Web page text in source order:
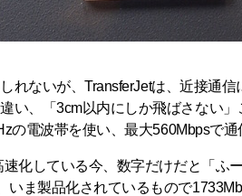
れないが、TransferJetは、近接通
い、「3cm以内にしか飛ばさない
の電波帯を使い、最大560Mbpsで通
速化している今、数字だけだと「ふ
いま製品化されているもので